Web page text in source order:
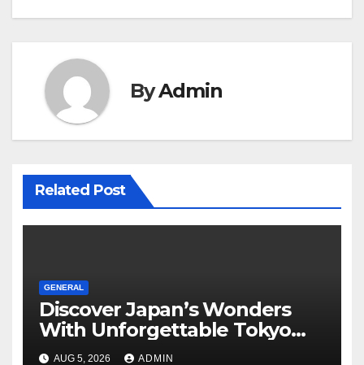
ByAdmin
Related Post
GENERAL
Discover Japan’s Wonders
With Unforgettable Tokyo
Tours For Every Traveler
AUG 5, 2026 ADMIN